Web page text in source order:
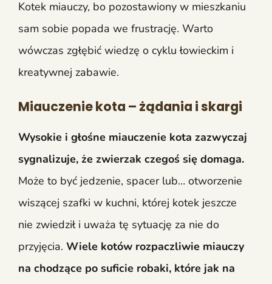
Kotek miauczy, bo pozostawiony w mieszkaniu
sam sobie popada we frustrację. Warto
wówczas zgłębić wiedzę o cyklu łowieckim i
kreatywnej zabawie.
Miauczenie kota – żądania i skargi
Wysokie i głośne miauczenie kota zazwyczaj
sygnalizuje, że zwierzak czegoś się domaga.
Może to być jedzenie, spacer lub… otworzenie
wiszącej szafki w kuchni, której kotek jeszcze
nie zwiedził i uważa tę sytuację za nie do
przyjęcia. Wiele kotów rozpaczliwie miauczy
na chodzące po suficie robaki, które jak na